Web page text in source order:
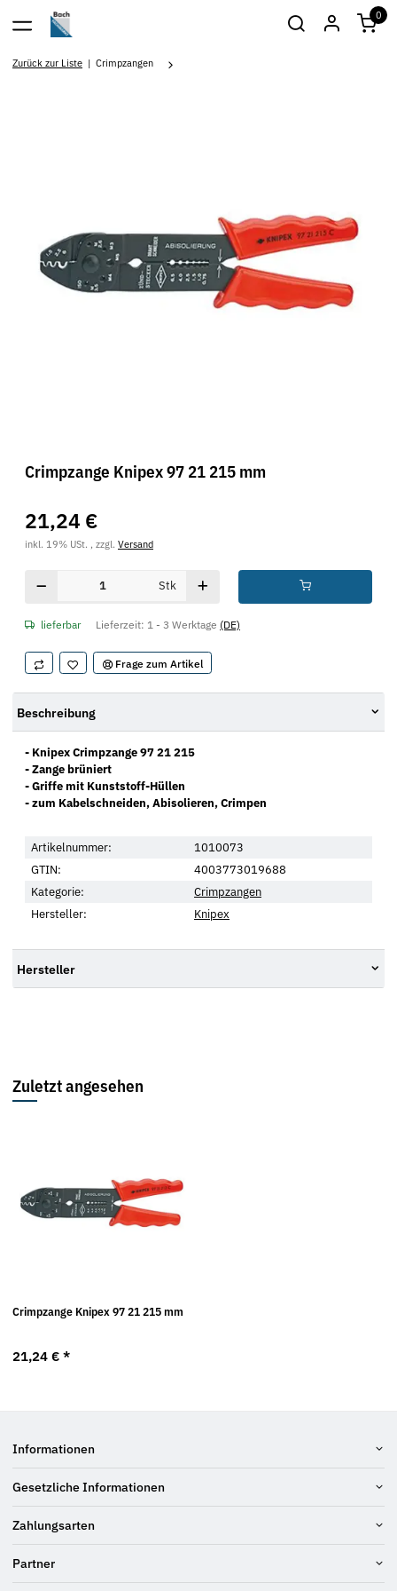
0
Zurück zur Liste Crimpzangen
Crimpzange Knipex 97 21 215 mm
21,24 €
inkl. 19% USt. , zzgl. Versand
Stk
lieferbar Lieferzeit: 1 - 3 Werktage (DE)
Frage zum Artikel
Beschreibung
- Knipex Crimpzange 97 21 215
- Zange brüniert
- Griffe mit Kunststoff-Hüllen
- zum Kabelschneiden, Abisolieren, Crimpen
Artikelnummer:
1010073
GTIN:
4003773019688
Kategorie:
Crimpzangen
Hersteller:
Knipex
Hersteller
Zuletzt angesehen
Crimpzange Knipex 97 21 215 mm
21,24 € *
Informationen
Gesetzliche Informationen
Zahlungsarten
Partner